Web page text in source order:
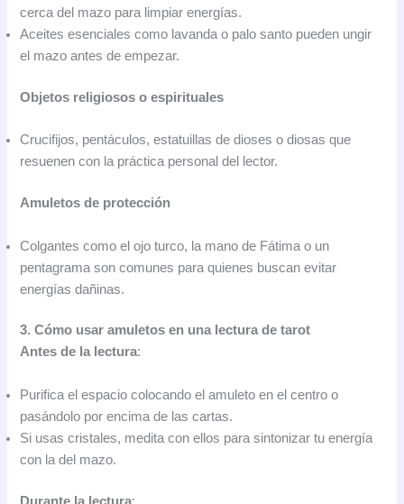
cerca del mazo para limpiar energías.
Aceites esenciales como lavanda o palo santo pueden ungir
el mazo antes de empezar.
Objetos religiosos o espirituales
Crucifijos, pentáculos, estatuillas de dioses o diosas que
resuenen con la práctica personal del lector.
Amuletos de protección
Colgantes como el ojo turco, la mano de Fátima o un
pentagrama son comunes para quienes buscan evitar
energías dañinas.
3. Cómo usar amuletos en una lectura de tarot
Antes de la lectura:
Purifica el espacio colocando el amuleto en el centro o
pasándolo por encima de las cartas.
Si usas cristales, medita con ellos para sintonizar tu energía
con la del mazo.
Durante la lectura: